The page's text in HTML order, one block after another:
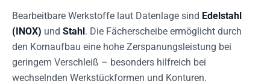
Bearbeitbare Werkstoffe laut Datenlage sind Edelstahl
(INOX) und Stahl. Die Fächerscheibe ermöglicht durch
den Kornaufbau eine hohe Zerspanungsleistung bei
geringem Verschleiß – besonders hilfreich bei
wechselnden Werkstückformen und Konturen.